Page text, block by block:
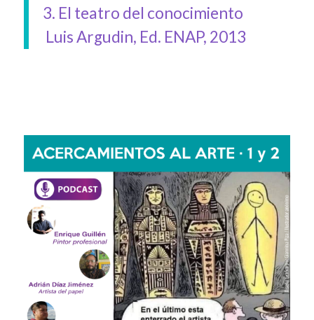
3. El teatro del conocimiento
Luis Argudin, Ed. ENAP, 2013